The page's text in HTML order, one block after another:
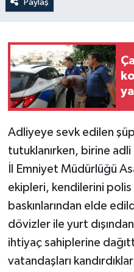
Paylaş
Adliyeye sevk edilen
tutuklanırken, birine adli
İl Emniyet Müdürlüğü
ekipleri, kendilerini polis
baskınlarından elde
dövizler ile yurt
ihtiyaç sahiplerine
vatandaşları
Sağlık
Siyaset
Sosyal medya
Spor
Teknoloji
Televizyon
Yaşam